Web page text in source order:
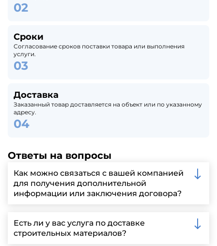
Сроки
Согласование сроков поставки товара или выполнения
услуги.
Доставка
Заказанный товар доставляется на объект или по указанному
адресу.
Ответы на вопросы
Как можно связаться с вашей компанией
для получения дополнительной
информации или заключения договора?
запрос через нашу официальную почту или
заполнить форму на нашем сайте для более
детальной информации и организации встречи.
Есть ли у вас услуга по доставке
строительных материалов?